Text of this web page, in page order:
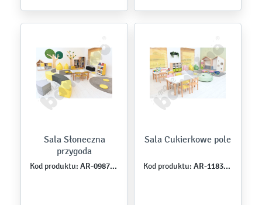
Sala Słoneczna
przygoda
Kod produktu: AR-098776-F-24
Sala Cukierkowe pole
Kod produktu: AR-118367-O-24